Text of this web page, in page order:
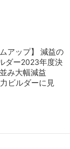
アップ】 減益の
ダー2023年度決
み大幅減益
ビルダーに見